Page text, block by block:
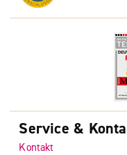
Service &
Kontakt